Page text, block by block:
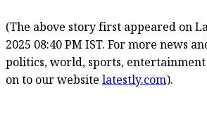
(The above story first appeared on
2025 08:40 PM IST. For more news
politics, world, sports,
on to our website latestly.com).